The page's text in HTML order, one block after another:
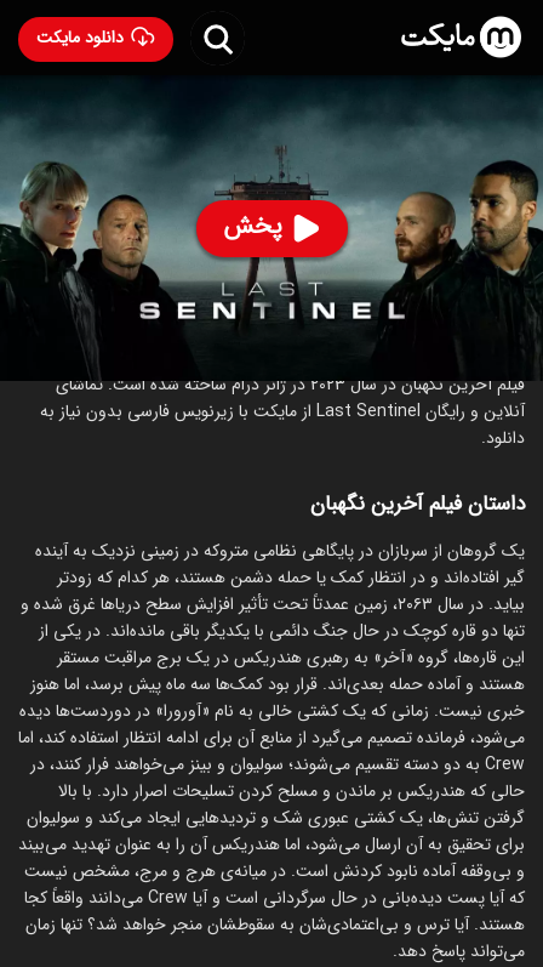
دانلود مایکت
پخش
فیلم آخرین نگهبان
۹۱
ساخت بریتانیا سال 2023
رده سنی ۱۸+
درام
علمی‌تخیلی
درباره فیلم آخرین نگهبان
فیلم آخرین نگهبان در سال 2023 در ژانر درام ساخته شده است. تماشای
آنلاین و رایگان Last Sentinel از مایکت با زیرنویس فارسی بدون نیاز به
دانلود.
داستان فیلم آخرین نگهبان
یک گروهان از سربازان در پایگاهی نظامی متروکه در زمینی نزدیک به آینده
گیر افتاده‌اند و در انتظار کمک یا حمله دشمن هستند، هر کدام که زودتر
بیاید. در سال ۲۰۶۳، زمین عمدتاً تحت تأثیر افزایش سطح دریاها غرق شده و
تنها دو قاره کوچک در حال جنگ دائمی با یکدیگر باقی مانده‌اند. در یکی از
این قاره‌ها، گروه «آخر» به رهبری هندریکس در یک برج مراقبت مستقر
هستند و آماده حمله بعدی‌اند. قرار بود کمک‌ها سه ماه پیش برسد، اما هنوز
خبری نیست. زمانی که یک کشتی خالی به نام «آورورا» در دوردست‌ها دیده
می‌شود، فرمانده تصمیم می‌گیرد از منابع آن برای ادامه انتظار استفاده کند، اما
Crew به دو دسته تقسیم می‌شوند؛ سولیوان و بینز می‌خواهند فرار کنند، در
حالی که هندریکس بر ماندن و مسلح کردن تسلیحات اصرار دارد. با بالا
گرفتن تنش‌ها، یک کشتی عبوری شک و تردیدهایی ایجاد می‌کند و سولیوان
برای تحقیق به آن ارسال می‌شود، اما هندریکس آن را به عنوان تهدید می‌بیند
و بی‌وقفه آماده نابود کردنش است. در میانه‌ی هرج و مرج، مشخص نیست
که آیا پست دیده‌بانی در حال سرگردانی است و آیا Crew می‌دانند واقعاً کجا
هستند. آیا ترس و بی‌اعتمادی‌شان به سقوطشان منجر خواهد شد؟ تنها زمان
می‌تواند پاسخ دهد.